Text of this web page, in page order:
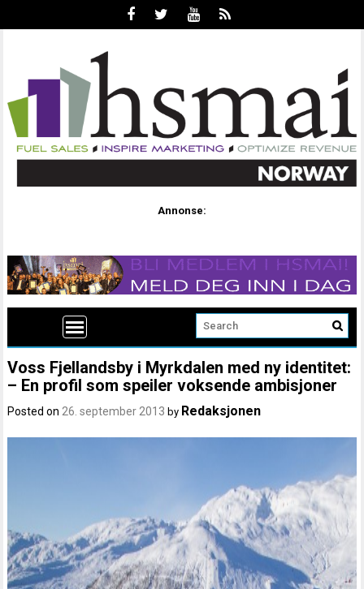
Annonse:
Voss Fjellandsby i Myrkdalen med ny identitet:
– En profil som speiler voksende ambisjoner
Posted on26. september 2013 by Redaksjonen